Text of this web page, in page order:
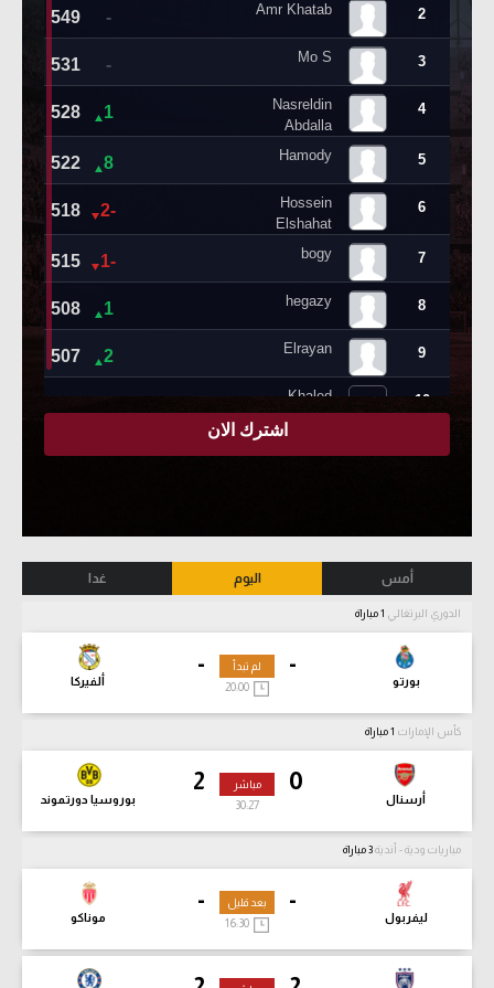
أمس اليوم غدا
الدوري البرتغالي
-
بورتو
-
ألفيركا
لم تبدأ
كأس الإمارات
0
أرسنال
2
بوروسيا دورتموند
مباشر
30:28
مباريات ودية - أندية
-
ليفربول
-
موناكو
بعد قليل